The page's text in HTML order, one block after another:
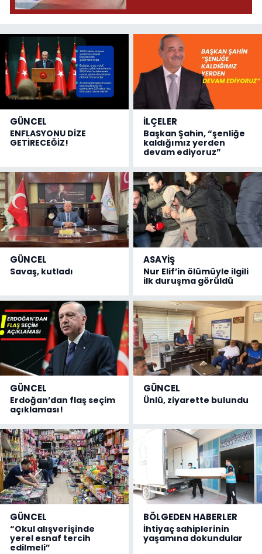
GÜNCEL
ENFLASYONU DİZE
GETİRECEĞİZ!
İLÇELER
Başkan Şahin, “şenliğe
kaldığımız yerden
devam ediyoruz”
GÜNCEL
Savaş, kutladı
ASAYİŞ
Nur Elif’in ölümüyle ilgili
ilk duruşma görüldü
GÜNCEL
Erdoğan’dan flaş seçim
açıklaması!
GÜNCEL
Ünlü, ziyarette bulundu
GÜNCEL
“Okul alışverişinde
yerel esnaf tercih
edilmeli”
BÖLGEDEN HABERLER
İhtiyaç sahiplerinin
yaşamına dokundular